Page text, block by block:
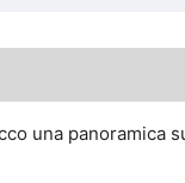
una panoramica